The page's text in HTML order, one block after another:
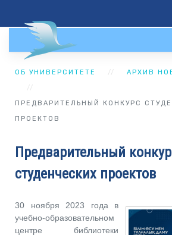
ОБ УНИВЕРСИТЕТЕ АРХИВ
ПРЕДВАРИТЕЛЬНЫЙ КОНКУРС
ПРОЕКТОВ
Предварительный
студенческих проектов
30 ноября 2023 года в
учебно-образовательном
центре библиотеки